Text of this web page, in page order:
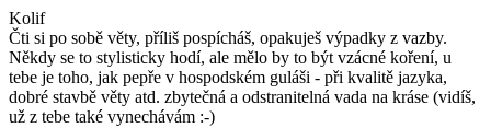
Kolif
Čti si po sobě věty, příliš pospícháš, opakuješ výpadky z vazby.
Někdy se to stylisticky hodí, ale mělo by to být vzácné koření, u
tebe je toho, jak pepře v hospodském guláši - při kvalitě jazyka,
dobré stavbě věty atd. zbytečná a odstranitelná vada na kráse (vidíš,
už z tebe také vynechávám :-)